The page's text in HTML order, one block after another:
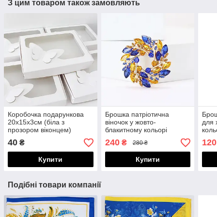
З цим товаром також замовляють
Коробочка подарункова
20х15х3см (біла з
прозором віконцем)
100005
40 ₴
Купити
Брошка патріотична
віночок у жовто-
блакитному кольорі
100027
240₴ 280 ₴
Купити
для
120
Подібні товари компанії